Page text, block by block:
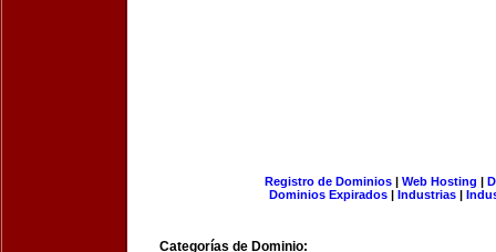
Registro de Dominios| Web Hosting |
Dominios Expirados | Industrias |
Categorías de Dominio: